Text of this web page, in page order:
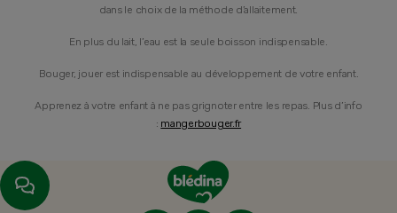
dans le choix de la méthode d’allaitement.
En plus du lait, l’eau est la seule boisson indispensable.
Bouger, jouer est indispensable au développement de votre enfant.
Apprenez à votre enfant à ne pas grignoter entre les repas. Plus d’info
: mangerbouger.fr